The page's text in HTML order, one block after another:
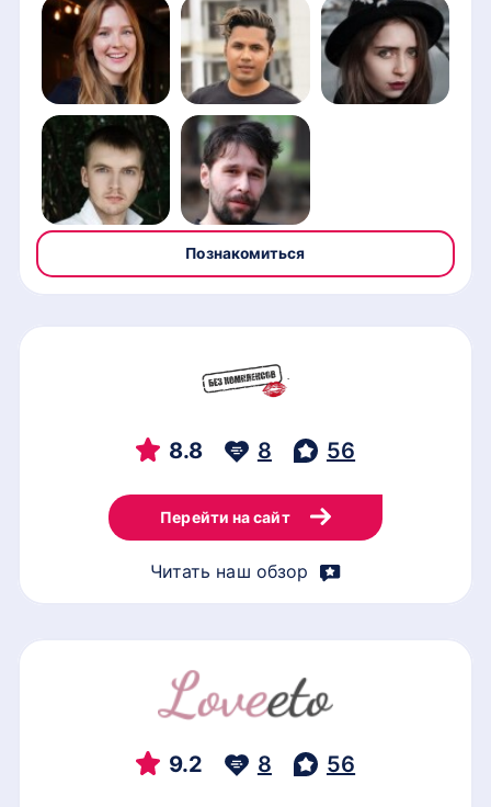
Познакомиться
8.8 8 56
Перейти на сайт
Читать наш обзор
9.2 8 56